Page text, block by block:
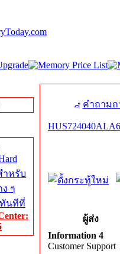
ำหรับ
ง ๆ
นทีที่
คำถาม
ผู้ส่ง
Information 4
Customer Support